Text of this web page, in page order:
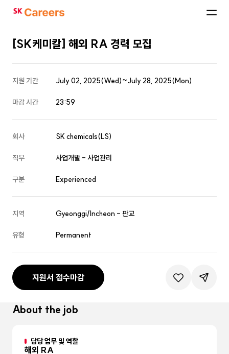
SK
About the job
담당 업무 및 역할
해외 RA
[SK케미칼] 해외 RA 경력 모집
지원 기간 July 02, 2025(Wed)~July 28, 2025(Mon)
마감 시간 23:59
회사 SK chemicals(LS)
직무 사업개발 - 사업관리
구분 Experienced
지역 Gyeonggi/Incheon - 판교
유형 Permanent
지원서 접수마감 관심공고등록
공유하